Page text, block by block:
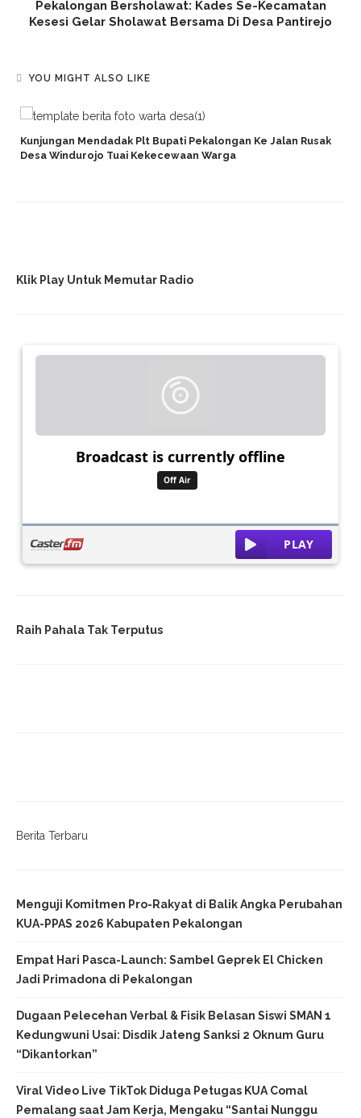
Pekalongan Bersholawat: Kades Se-Kecamatan
Kesesi Gelar Sholawat Bersama Di Desa Pantirejo
YOU MIGHT ALSO LIKE
Kunjungan Mendadak Plt Bupati Pekalongan Ke Jalan Rusak
Desa Windurojo Tuai Kekecewaan Warga
Klik Play Untuk Memutar Radio
Raih Pahala Tak Terputus
Berita Terbaru
Menguji Komitmen Pro-Rakyat di Balik Angka Perubahan
KUA-PPAS 2026 Kabupaten Pekalongan
Empat Hari Pasca-Launch: Sambel Geprek El Chicken
Jadi Primadona di Pekalongan
Dugaan Pelecehan Verbal & Fisik Belasan Siswi SMAN 1
Kedungwuni Usai: Disdik Jateng Sanksi 2 Oknum Guru
“Dikantorkan”
Viral Video Live TikTok Diduga Petugas KUA Comal
Pemalang saat Jam Kerja, Mengaku “Santai Nunggu